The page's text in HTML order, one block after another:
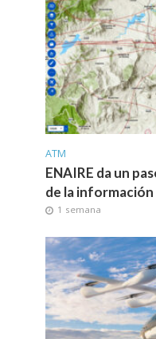
ATM
ENAIRE da un
de la
1 semana